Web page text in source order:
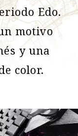
Edo.
motivo
y una
color.